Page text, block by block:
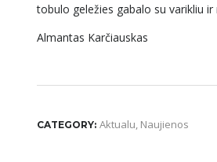
tobulo geležies gabalo su varikliu
Almantas Karčiauskas
CATEGORY: Aktualu, Naujienos